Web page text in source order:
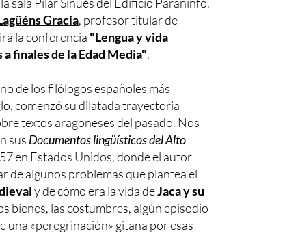
Gracia, profesor titular de
la conferencia "Lengua y vida
finales de la Edad Media".
de los filólogos españoles más
comenzó su dilatada trayectoria
textos aragoneses del pasado. Nos
sus Documentos lingüísticos del Alto
en Estados Unidos, donde el autor
de algunos problemas que plantea el
y de cómo era la vida deJaca y su
bienes, las costumbres, algún episodio
una «peregrinación» gitana por esas